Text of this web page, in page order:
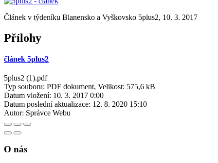
Článek v týdeníku Blanensko a Vyškovsko 5plus2, 10. 3. 2017
Přílohy
článek 5plus2
5plus2 (1).pdf
Typ souboru: PDF dokument, Velikost: 575,6 kB
Datum vložení: 10. 3. 2017 0:00
Datum poslední aktualizace: 12. 8. 2020 15:10
Autor: Správce Webu
O nás